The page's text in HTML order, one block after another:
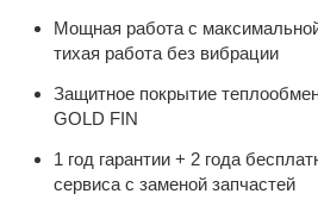
Мощная работа с
тихая работа без вибрации
Защитное покрытие
GOLD FIN
1 год гарантии + 2 года
сервиса с заменой запчастей